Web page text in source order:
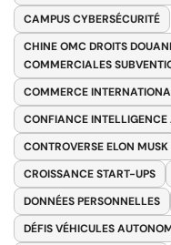
CAMPUS CYBERSÉCURITÉ
CHINE OMC DROITS
COMMERCIALES
COMMERCE
CONFIANCE INTELLIGENCE
CONTROVERSE ELON MUSK
CROISSANCE START-UPS
DONNÉES PERSONNELLES
DÉFIS VÉHICULES